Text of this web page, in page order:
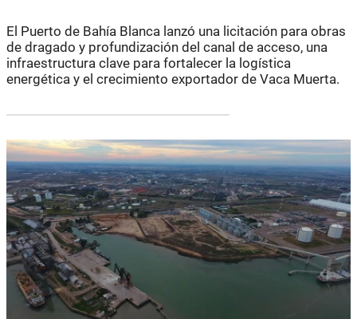
El Puerto de Bahía Blanca lanzó una licitación para obras
de dragado y profundización del canal de acceso, una
infraestructura clave para fortalecer la logística
energética y el crecimiento exportador de Vaca Muerta.